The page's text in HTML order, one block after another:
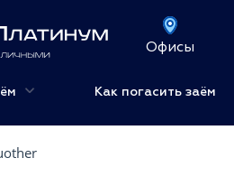
Офисы
Как погасить заём